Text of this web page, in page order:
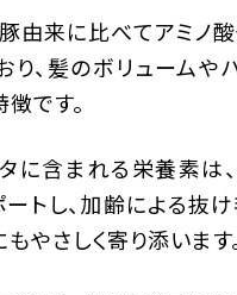
豚由来に比べてアミノ
り、髪のボリュームや
です。
タに含まれる栄養素は
トし、加齢による抜け
やさしく寄り添います